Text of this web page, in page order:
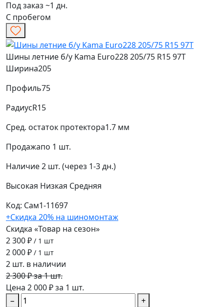
Под заказ ~1 дн.
С пробегом
Шины летние б/у Kama Euro228 205/75 R15 97T
Ширина205
Профиль75
РадиусR15
Сред. остаток протектора1.7 мм
Продажапо 1 шт.
Наличие2 шт. (через 1-3 дн.)
Высокая Низкая Средняя
Код: Сам1-11697
+Скидка 20% на шиномонтаж
Скидка «Товар на сезон»
2 300 ₽ / 1 шт
2 000 ₽ / 1 шт
2 шт. в наличии
2 300 ₽ за 1 шт.
Цена 2 000 ₽ за 1 шт.
−
+